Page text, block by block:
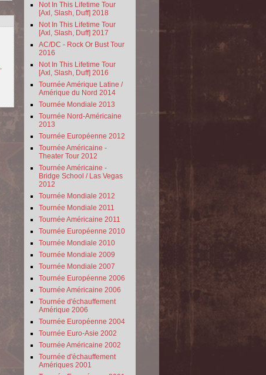
Not In This Lifetime Tour
[Axl, Slash, Duff] 2018
Not In This Lifetime Tour
[Axl, Slash, Duff] 2017
AC/DC - Rock Or Bust Tour
2016
Not In This Lifetime Tour
[Axl, Slash, Duff] 2016
Tournée Amérique Latine /
Amérique du Nord 2014
Tournée Mondiale 2013
Tournée Nord-Américaine
2013
Tournée Européenne 2012
Tournée Américaine -
Theater Tour 2012
Tournée Américaine -
Bridge School / Las Vegas
2012
Tournée Mondiale 2012
Tournée Mondiale 2011
Tournée Américaine 2011
Tournée Européenne 2010
Tournée Mondiale 2010
Tournée Mondiale 2009
Tournée Mondiale 2007
Tournée Européenne 2006
Tournée Américaine 2006
Tournée d'échauffement
Amérique 2006
Tournée Européenne 2004
Tournée Euro-Asie 2002
Tournée Américaine 2002
Tournée d'échauffement
Amériques 2001